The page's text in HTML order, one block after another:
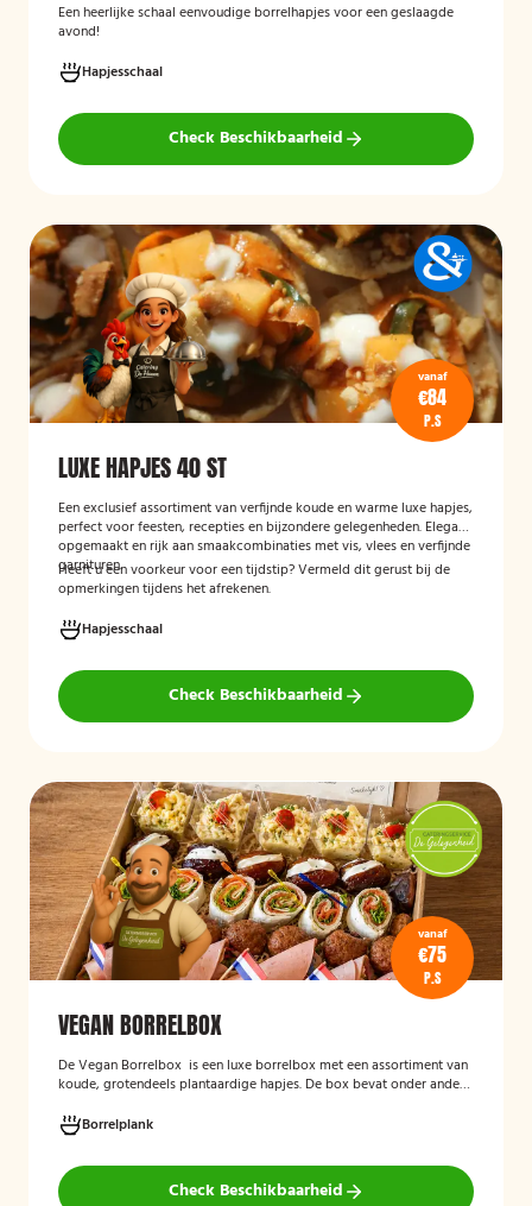
Een heerlijke schaal eenvoudige borrelhapjes voor een geslaagde
avond!
Hapjesschaal
Check Beschikbaarheid
vanaf
€84
P.S
LUXE HAPJES 40 ST
Een exclusief assortiment van verfijnde koude en warme luxe hapjes,
perfect voor feesten, recepties en bijzondere gelegenheden. Elegant
opgemaakt en rijk aan smaakcombinaties met vis, vlees en verfijnde
garnituren.
Heeft u een voorkeur voor een tijdstip? Vermeld dit gerust bij de
opmerkingen tijdens het afrekenen.
Hapjesschaal
Check Beschikbaarheid
vanaf
€75
P.S
VEGAN BORRELBOX
DeVegan Borrelbox is een luxe borrelbox met een assortiment van
koude, grotendeels plantaardige hapjes. De box bevat onder andere
groenten, crostini’s en andere smaakvolle borrelhapjes die direct
serveerklaar zijn voor een feest, borrel of bijeenkomst.
Borrelplank
Check Beschikbaarheid